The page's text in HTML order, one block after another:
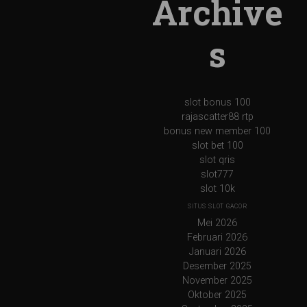
Archive
s
slot bonus 100
rajascatter88 rtp
bonus new member 100
slot bet 100
slot qris
slot777
slot 10k
SITUS SLOT GACOR
Mei 2026
Februari 2026
Januari 2026
Desember 2025
November 2025
Oktober 2025